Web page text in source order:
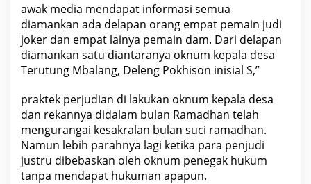
s
awak media mendapat informasi semua
diamankan ada delapan orang empat pemain judi
joker dan empat lainya pemain dam. Dari delapan
diamankan satu diantaranya oknum kepala desa
Terutung Mbalang, Deleng Pokhison inisial S,”
praktek perjudian di lakukan oknum kepala desa
dan rekannya didalam bulan Ramadhan telah
mengurangai kesakralan bulan suci ramadhan.
Namun lebih parahnya lagi ketika para penjudi
justru dibebaskan oleh oknum penegak hukum
tanpa mendapat hukuman apapun.